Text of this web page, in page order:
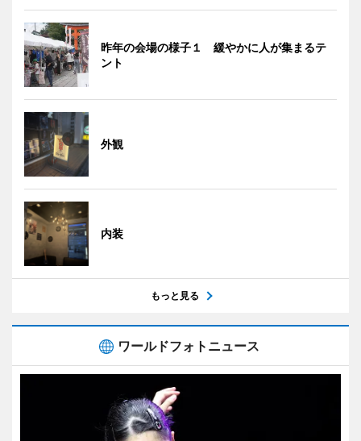
昨年の会場の様子１ 緩やかに人が集まるテ
ント
外観
内装
もっと見る
ワールドフォトニュース